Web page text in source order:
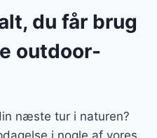
du får brug
outdoor-
næste tur i naturen?